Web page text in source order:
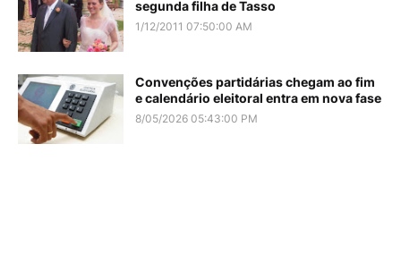
segunda filha de Tasso
1/12/2011 07:50:00 AM
Convenções partidárias chegam ao fim
e calendário eleitoral entra em nova fase
8/05/2026 05:43:00 PM